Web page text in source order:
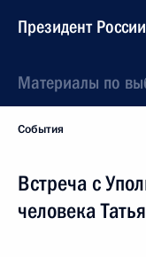
Президент России
Материалы по
События
Встреча с
человека